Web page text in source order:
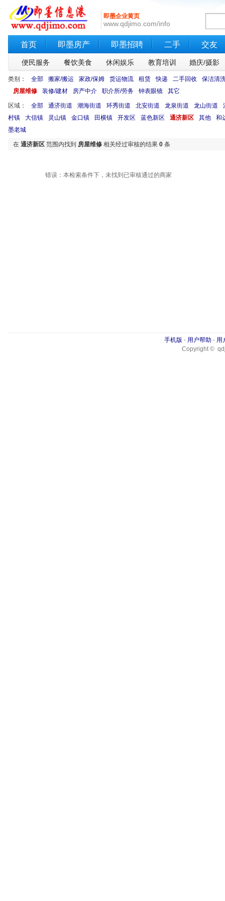
即墨企业黄页
www.qdjimo.com/info
首页 即墨房产 即墨招聘 二手 交友
便民服务 餐饮美食 休闲娱乐 教育培训 婚庆/摄影
类别： 全部 搬家/搬运 家政/保姆 货运物流 租赁 快递 二手回收
保洁清
房屋维修
装修/建材 房产中介 职介所/劳务 钟表眼镜 其它
区域： 全部 通济街道 潮海街道 环秀街道 北安街道 龙泉街道 龙山街道
村镇
大信镇 灵山镇 金口镇 田横镇 开发区 蓝色新区 通济新区 其他
和
墨老城
在 通济新区 范围内找到 房屋维修 相关经过审核的结果 0 条
错误：本检索条件下，未找到已审核通过的商家
手机版 - 用户帮助 - 用
Copyright ©